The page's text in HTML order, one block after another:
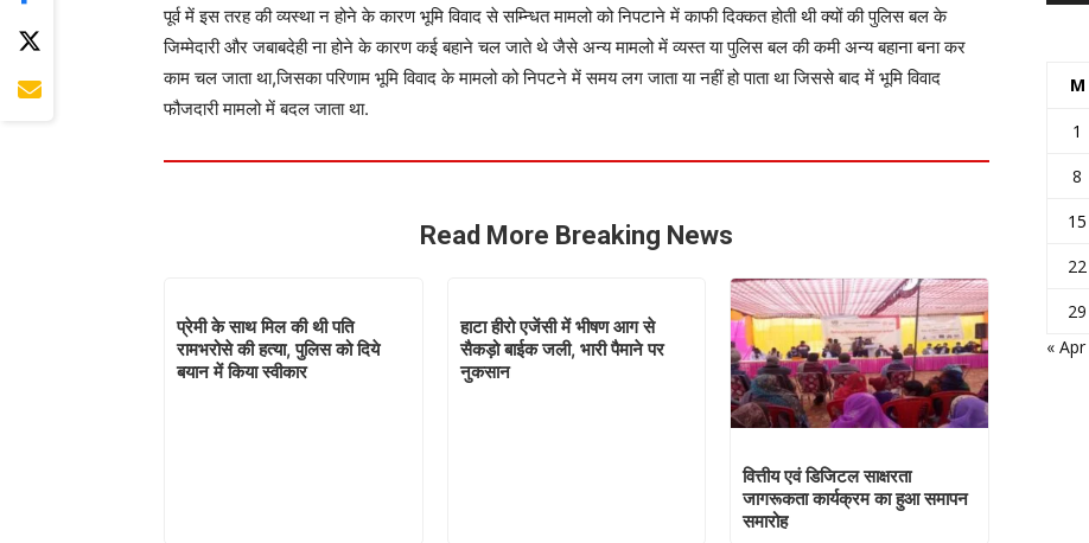
पूर्व में इस तरह की व्यस्था न होने के कारण भूमि विवाद से सम्न्धित मामलो को निपटाने में काफी दिक्कत होती थी क्यों की पुलिस बल के
जिम्मेदारी और जबाबदेही ना होने के कारण कई बहाने चल जाते थे जैसे अन्य मामलो में व्यस्त या पुलिस बल की कमी अन्य बहाना बना कर
काम चल जाता था,जिसका परिणाम भूमि विवाद के मामलो को निपटने में समय लग जाता या नहीं हो पाता था जिससे बाद में भूमि विवाद
फौजदारी मामलो में बदल जाता था.
Read More Breaking News
प्रेमी के साथ मिल की थी पति
रामभरोसे की हत्या, पुलिस को दिये
बयान में किया स्वीकार
हाटा हीरो एजेंसी में भीषण आग से
सैकड़ो बाईक जली, भारी पैमाने पर
नुकसान
वित्तीय एवं डिजिटल साक्षरता
जागरूकता कार्यक्रम का हुआ समापन
समारोह
M
1
8
15
22
29
« Apr